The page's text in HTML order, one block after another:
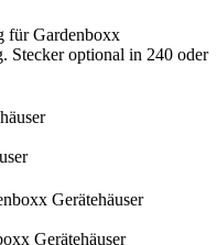
für Gardenboxx
Stecker optional in 240 oder
Gerätehäuser